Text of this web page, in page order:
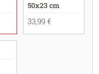
50x23 cm
33,99 €